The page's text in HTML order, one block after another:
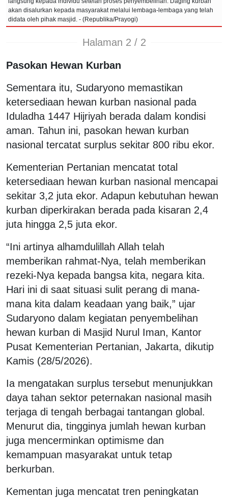
akan disalurkan kepada masyarakat melalui lembaga-lembaga yang telah
didata oleh pihak masjid. - (Republika/Prayogi)
Halaman 2 / 2
Pasokan Hewan Kurban
Sementara itu, Sudaryono memastikan
ketersediaan hewan kurban nasional pada
Iduladha 1447 Hijriyah berada dalam kondisi
aman. Tahun ini, pasokan hewan kurban
nasional tercatat surplus sekitar 800 ribu ekor.
Kementerian Pertanian mencatat total
ketersediaan hewan kurban nasional mencapai
sekitar 3,2 juta ekor. Adapun kebutuhan hewan
kurban diperkirakan berada pada kisaran 2,4
juta hingga 2,5 juta ekor.
“Ini artinya alhamdulillah Allah telah
memberikan rahmat-Nya, telah memberikan
rezeki-Nya kepada bangsa kita, negara kita.
Hari ini di saat situasi sulit perang di mana-
mana kita dalam keadaan yang baik,” ujar
Sudaryono dalam kegiatan penyembelihan
hewan kurban di Masjid Nurul Iman, Kantor
Pusat Kementerian Pertanian, Jakarta, dikutip
Kamis (28/5/2026).
Ia mengatakan surplus tersebut menunjukkan
daya tahan sektor peternakan nasional masih
terjaga di tengah berbagai tantangan global.
Menurut dia, tingginya jumlah hewan kurban
juga mencerminkan optimisme dan
kemampuan masyarakat untuk tetap
berkurban.
Kementan juga mencatat tren peningkatan